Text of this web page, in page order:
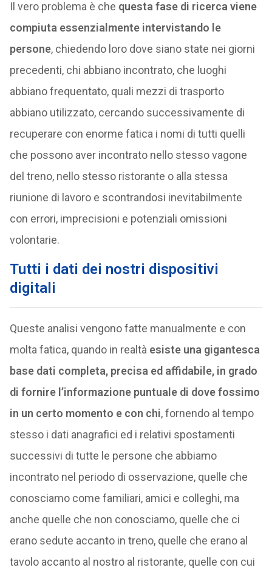
Il vero problema è che questa fase di ricerca viene
compiuta essenzialmente intervistando le
persone, chiedendo loro dove siano state nei giorni
precedenti, chi abbiano incontrato, che luoghi
abbiano frequentato, quali mezzi di trasporto
abbiano utilizzato, cercando successivamente di
recuperare con enorme fatica i nomi di tutti quelli
che possono aver incontrato nello stesso vagone
del treno, nello stesso ristorante o alla stessa
riunione di lavoro e scontrandosi inevitabilmente
con errori, imprecisioni e potenziali omissioni
volontarie.
Tutti i dati dei nostri dispositivi
digitali
Queste analisi vengono fatte manualmente e con
molta fatica, quando in realtà esiste una gigantesca
base dati completa, precisa ed affidabile, in grado
di fornire l’informazione puntuale di dove fossimo
in un certo momento e con chi, fornendo al tempo
stesso i dati anagrafici ed i relativi spostamenti
successivi di tutte le persone che abbiamo
incontrato nel periodo di osservazione, quelle che
conosciamo come familiari, amici e colleghi, ma
anche quelle che non conosciamo, quelle che ci
erano sedute accanto in treno, quelle che erano al
tavolo accanto al nostro al ristorante, quelle con cui